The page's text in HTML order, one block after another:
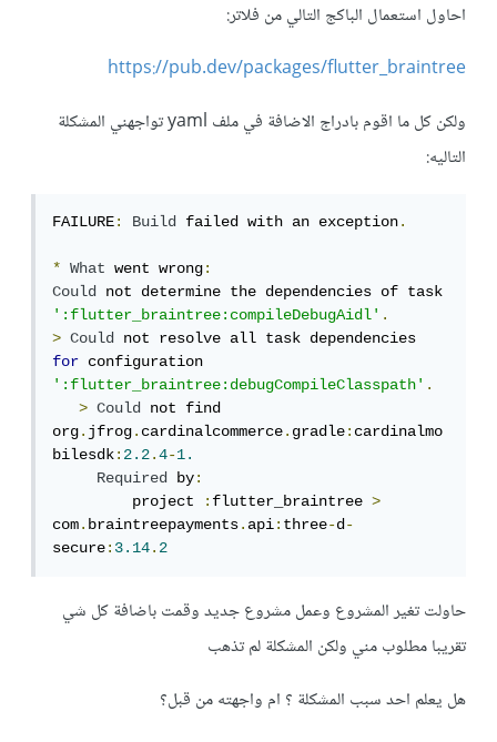
احاول استعمال الباكج التالي من فلاتر:
https://pub.dev/packages/flutter_braintree
ولكن كل ما اقوم بادراج الاضافة في ملف yaml تواجهني المشكلة
التاليه:
FAILURE: Build failed with an exception.
* What went wrong:
Could
':flutter_braintree:compileDebugAidl'.
>
Could
for
':flutter_braintree:debugCompileClasspath'.
>
Could not find
org.jfrog.cardinalcommerce.gradle:cardinalmo
bilesdk:2.2.4-1.
Required by:
         project
:flutter_braintree >
com.braintreepayments.api:three-d-
secure:3.14.2
حاولت تغير المشروع وعمل مشروع جديد وقمت باضافة كل شي
تقريبا مطلوب مني ولكن المشكلة لم تذهب
هل يعلم احد سبب المشكلة ؟ ام واجهته من قبل؟